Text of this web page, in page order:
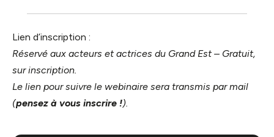
Lien d’inscription :
Réservé aux acteurs et actrices du Grand Est – Gratuit,
sur inscription.
Le lien pour suivre le webinaire sera transmis par mail
(pensez à vous inscrire !).